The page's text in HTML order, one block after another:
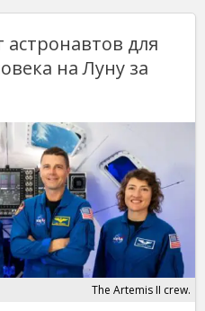
для
на Луну за
The Artemis II crew.